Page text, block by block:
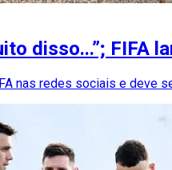
disso...”; FIFA
nas redes sociais e deve